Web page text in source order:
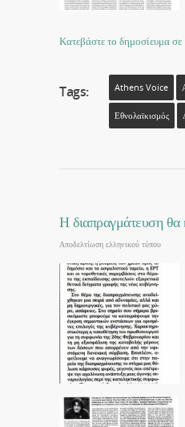
Κατεβάστε το δημοσίευμα
Tags: Athens Voice
Εθνολαϊκισμός
Η διαπραγμάτευση θα
Αποδελτίωση ελληνικού τύπου